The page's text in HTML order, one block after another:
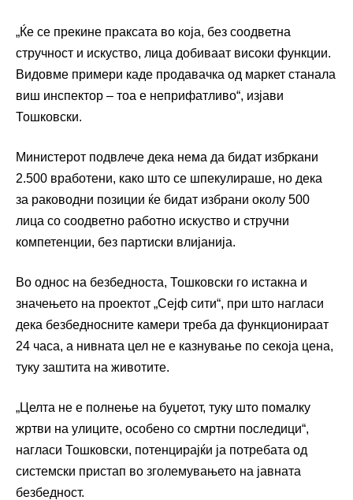
„Ќе се прекине праксата во која, без соодветна
стручност и искуство, лица добиваат високи функции.
Видовме примери каде продавачка од маркет станала
виш инспектор – тоа е неприфатливо“, изјави
Тошковски.
Министерот подвлече дека нема да бидат избркани
2.500 вработени, како што се шпекулираше, но дека
за раководни позиции ќе бидат избрани околу 500
лица со соодветно работно искуство и стручни
компетенции, без партиски влијанија.
Во однос на безбедноста, Тошковски го истакна и
значењето на проектот „Сејф сити“, при што нагласи
дека безбедносните камери треба да функционираат
24 часа, а нивната цел не е казнување по секоја цена,
туку заштита на животите.
„Целта не е полнење на буџетот, туку што помалку
жртви на улиците, особено со смртни последици“,
нагласи Тошковски, потенцирајќи ја потребата од
системски пристап во зголемувањето на јавната
безбедност.